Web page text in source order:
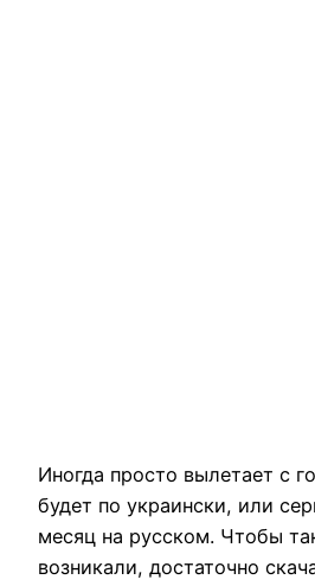
Иногда просто вылетает с
будет по украински, или
месяц на русском. Чтобы
возникали, достаточно